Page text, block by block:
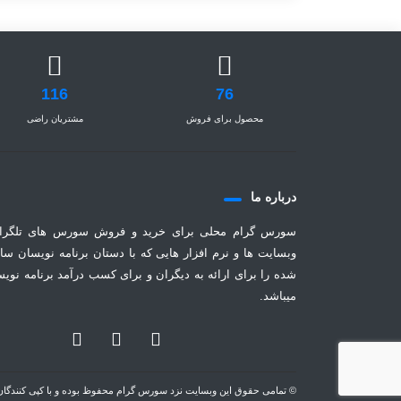
76
محصول برای فروش
116
مشتریان راضی
درباره ما
سورس گرام محلی برای خرید و فروش سورس های
وبسایت ها و نرم افزار هایی که با دستان برنامه نویسان
شده را برای ارائه به دیگران و برای کسب درآمد برنامه
میباشد.
© تمامی حقوق این وبسایت نزد سورس گرام محفوظ بوده و با کپی کنندگان این اثر بنا به